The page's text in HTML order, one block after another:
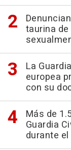
taurina
La
europea
con su
Más de
Guardia
durante